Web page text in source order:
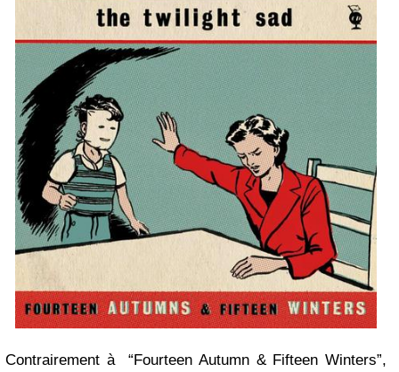
Contrairement à “Fourteen Autumn & Fifteen Winters”,